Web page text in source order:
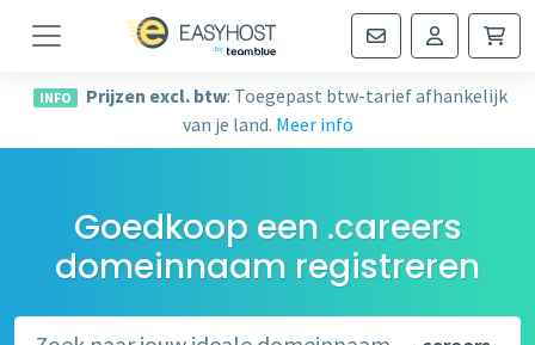
Navigatie
INFO Prijzen excl. btw: Toegepast btw-tarief afhankelijk
van je land. Meer info
Goedkoop een .careers
domeinnaam registreren